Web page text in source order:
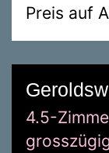
Preis auf
4.5-